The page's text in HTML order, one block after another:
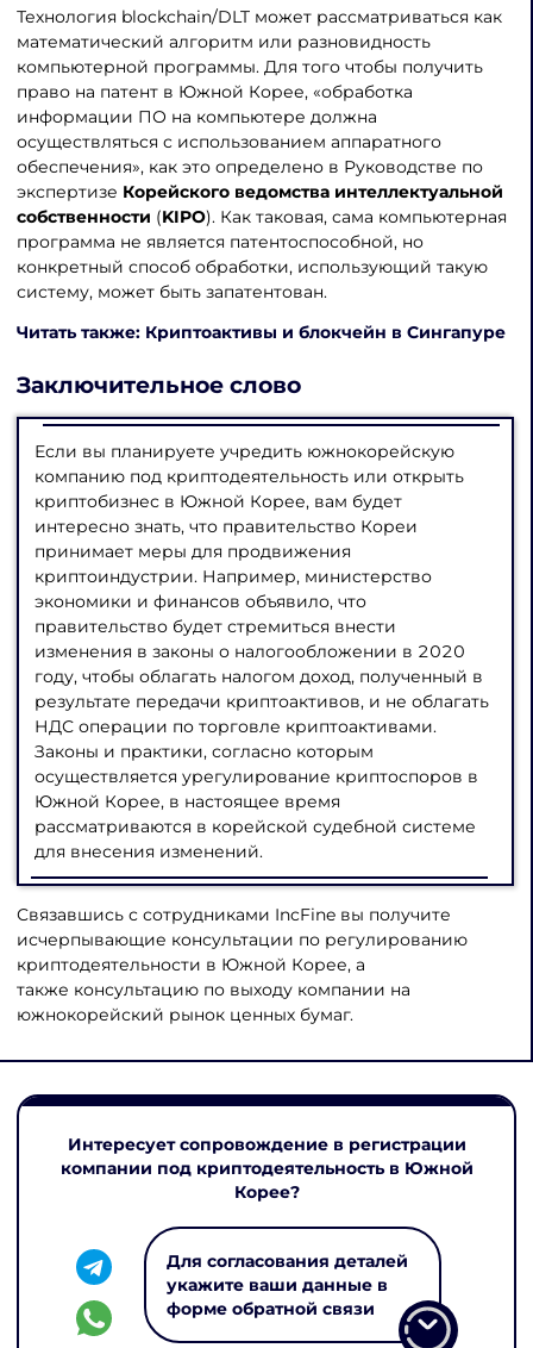
Технология blockchain/DLT может рассматриваться как
математический алгоритм или разновидность
компьютерной программы. Для того чтобы получить
право на патент в Южной Корее, «обработка
информации ПО на компьютере должна
осуществляться с использованием аппаратного
обеспечения», как это определено в Руководстве по
экспертизе Корейского ведомства интеллектуальной
собственности (KIPO). Как таковая, сама компьютерная
программа не является патентоспособной, но
конкретный способ обработки, использующий такую ​​
систему, может быть запатентован.
Читать также: Криптоактивы и блокчейн в Сингапуре
Заключительное слово
Если вы планируете учредить южнокорейскую
компанию под криптодеятельность или открыть
криптобизнес в Южной Корее, вам будет
интересно знать, что правительство Кореи
принимает меры для продвижения
криптоиндустрии. Например, министерство
экономики и финансов объявило, что
правительство будет стремиться внести
изменения в законы о налогообложении в 2020
году, чтобы облагать налогом доход, полученный в
результате передачи криптоактивов, и не облагать
НДС операции по торговле криптоактивами.
Законы и практики, согласно которым
осуществляется урегулирование криптоспоров в
Южной Корее, в настоящее время
рассматриваются в корейской судебной системе
для внесения изменений.
Связавшись с сотрудниками IncFine вы получите
исчерпывающие консультации по регулированию
криптодеятельности в Южной Корее, а
также консультацию по выходу компании на
южнокорейский рынок ценных бумаг.
Интересует сопровождение в регистрации
компании под криптодеятельность в Южной
Корее?
Для согласования деталей
укажите ваши данные в
форме обратной связи